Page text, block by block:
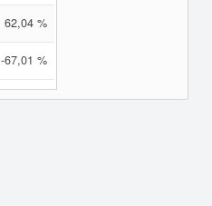
62,04 %
-67,01 %